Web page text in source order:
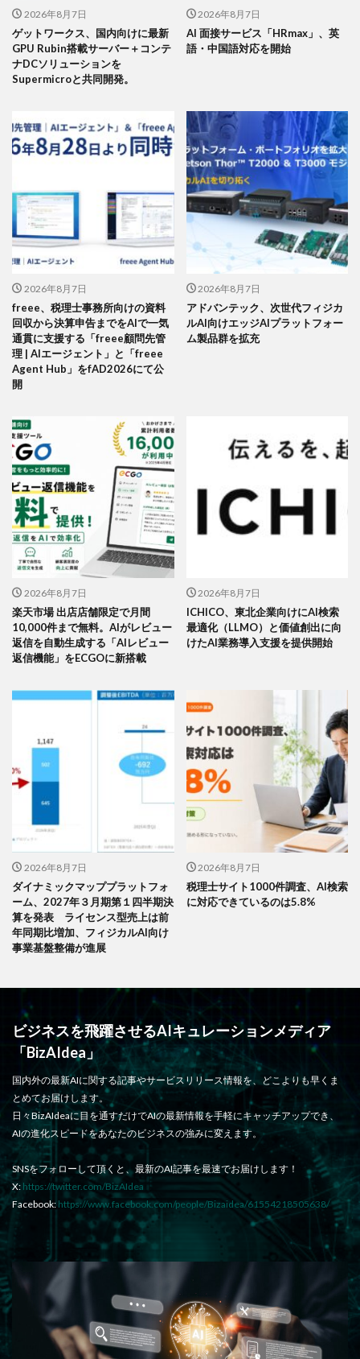
2026年8月7日
ゲットワークス、国内向けに最新
GPU Rubin搭載サーバー＋コンテ
ナDCソリューションを
Supermicroと共同開発。
2026年8月7日
AI 面接サービス「HRmax」、英
語・中国語対応を開始
2026年8月7日
freee、税理士事務所向けの資料
回収から決算申告までをAIで一気
通貫に支援する「freee顧問先管
理 | AIエージェント」と「freee
Agent Hub」をfAD2026にて公
開
2026年8月7日
アドバンテック、次世代フィジカ
ルAI向けエッジAIプラットフォー
ム製品群を拡充
2026年8月7日
楽天市場 出店店舗限定で月間
10,000件まで無料。AIがレビュー
返信を自動生成する「AIレビュー
返信機能」をECGOに新搭載
2026年8月7日
ICHICO、東北企業向けにAI検索
最適化（LLMO）と価値創出に向
けたAI業務導入支援を提供開始
2026年8月7日
ダイナミックマッププラットフォ
ーム、2027年３月期第１四半期決
算を発表 ライセンス型売上は前
年同期比増加、フィジカルAI向け
事業基盤整備が進展
2026年8月7日
税理士サイト1000件調査、AI検索
に対応できているのは5.8%
ビジネスを飛躍させるAIキュレーションメディア
「BizAIdea」
国内外の最新AIに関する記事やサービスリリース情報を、どこよりも早くま
とめてお届けします。
日々BizAIdeaに目を通すだけでAIの最新情報を手軽にキャッチアップでき、
AIの進化スピードをあなたのビジネスの強みに変えます。
SNSをフォローして頂くと、最新のAI記事を最速でお届けします！
X: https://twitter.com/BizAIdea
Facebook: https://www.facebook.com/people/Bizaidea/61554218505638/